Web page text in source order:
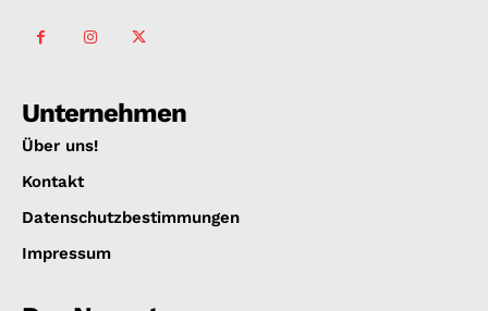
Unternehmen
Über uns!
Kontakt
Datenschutzbestimmungen
Impressum